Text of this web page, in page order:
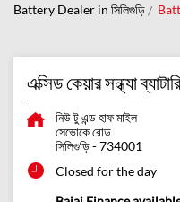
Battery Dealer in সিলিগুড়ি
এক্সিড কেয়ার সন্ধ্যা ব্যাটারি
নিউ টু এন্ড হাফ মাইল
সেভোকে রোড
সিলিগুড়ি-734001
Closed for the day